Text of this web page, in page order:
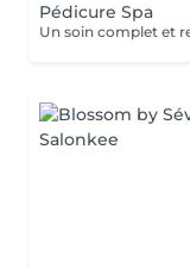
Pédicure Spa